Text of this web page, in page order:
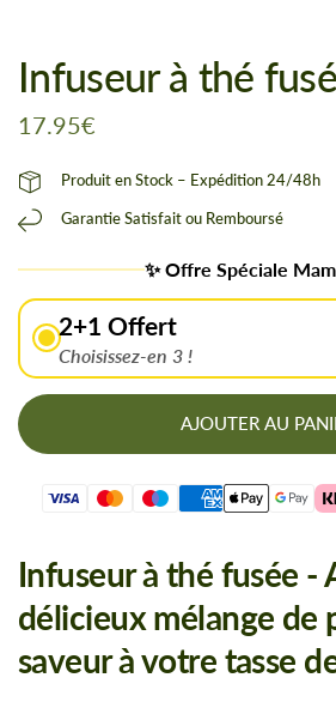
Infuseur à thé
17.95€
Produit en Stock – Expédition 24/48h
Garantie Satisfait ou Remboursé
✨ Offre Spéciale
2+1 Offert
Choisissez-en 3 !
AJOUTER AU
Infuseur à thé fusée -
délicieux mélange de
saveur à votre tasse